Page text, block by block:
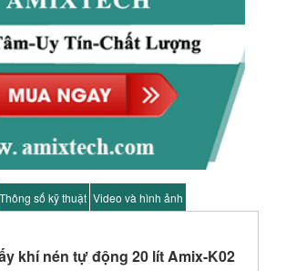
Thông số kỹ thuật Video và hình ảnh
khí nén tự động 20 lít Amix-K02